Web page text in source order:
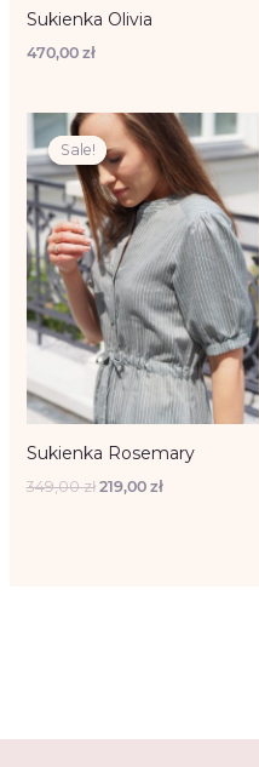
Sukienka Olivia
470,00 zł
Sale!
Sale!
Sukienka Rosemary
349,00zł
Original
price
was:
349,00 zł.
219,00 zł
Current
price
is:
219,00 zł.